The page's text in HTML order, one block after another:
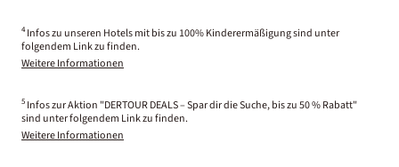
4 Infos zu unseren Hotels mit bis zu 100% Kinderermäßigung sind unter
folgendem Link zu finden.
Weitere Informationen
5 Infos zur Aktion "DERTOUR DEALS – Spar dir die Suche, bis zu 50 % Rabatt"
sind unter folgendem Link zu finden.
Weitere Informationen